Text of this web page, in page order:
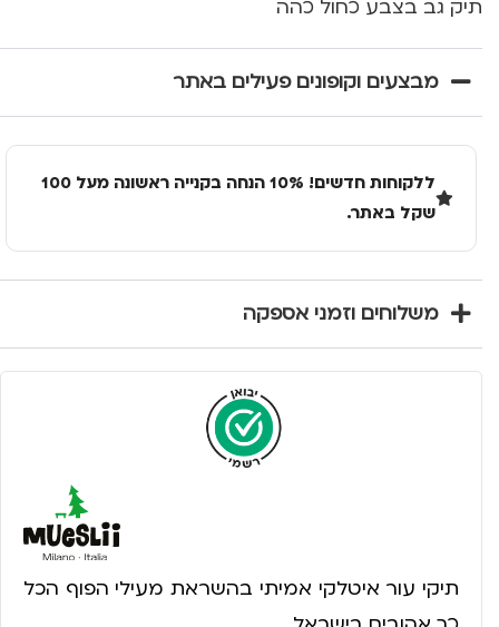
תיק גב בצבע כחול כהה
מבצעים וקופונים פעילים באתר
ללקוחות חדשים! 10% הנחה בקנייה ראשונה מעל 100
שקל באתר.
משלוחים וזמני אספקה
תיקי עור איטלקי אמיתי בהשראת מעילי הפוף הכל